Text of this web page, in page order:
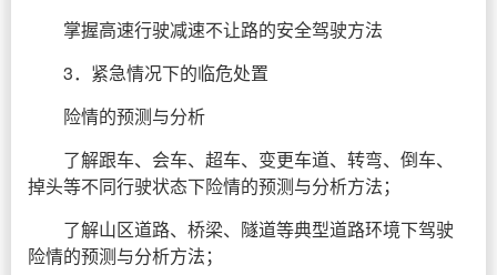
掌握高速行驶减速不让路的安全驾驶方法
3．紧急情况下的临危处置
险情的预测与分析
了解跟车、会车、超车、变更车道、转弯、倒车、
掉头等不同行驶状态下险情的预测与分析方法；
了解山区道路、桥梁、隧道等典型道路环境下驾驶
险情的预测与分析方法；